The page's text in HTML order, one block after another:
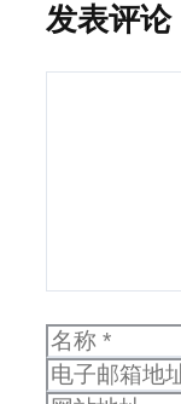
发表评论
名
称